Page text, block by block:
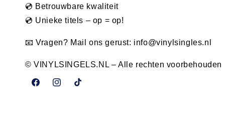
💿 Betrouwbare kwaliteit
💿 Unieke titels – op = op!
📧 Vragen? Mail ons gerust: info@vinylsingles.nl
© VINYLSINGELS.NL – Alle rechten voorbehouden
FacebookInstagramTikTok